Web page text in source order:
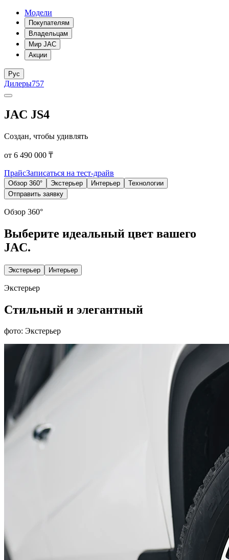
Модели
Покупателям
Владельцам
Мир JAC
Акции
Рус
Дилеры757
JAC JS4
Создан, чтобы удивлять
от 6 490 000 ₸
ПрайсЗаписаться на тест-драйв
Обзор 360° Экстерьер Интерьер
Технологии
Отправить заявку
Обзор 360°
Выберите идеальный цвет вашего
JAC.
Экстерьер Интерьер
Экстерьер
Стильный и элегантный
фото: Экстерьер